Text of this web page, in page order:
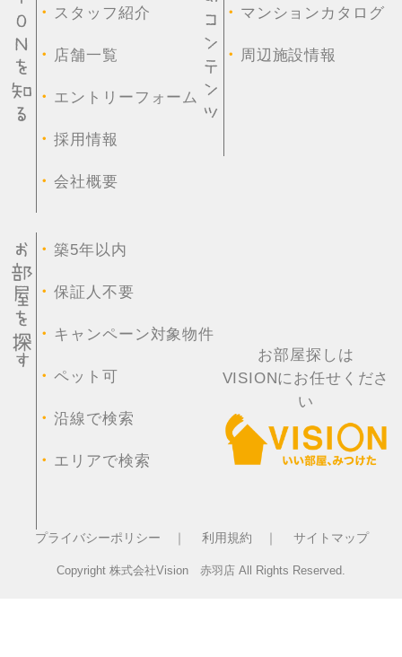
・ スタッフ紹介
・ 店舗一覧
・ エントリーフォーム
・採用情報
・会社概要
・ マンションカタログ
・ 周辺施設情報
・築5年以内
・保証人不要
・ キャンペーン対象物件
・ペット可
・沿線で検索
・ エリアで検索
お部屋探しは
VISIONにお任せくださ
い
プライバシーポリシー ｜ 利用規約 ｜ サイトマップ
Copyright 株式会社Vision 赤羽店 All Rights Reserved.